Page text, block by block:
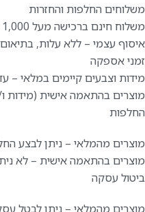
משלוחים החלפות והחזרות
משלוח חינם ברכישה מעל 1,000 ₪ (בתוך גבולות הקו הירוק).
איסוף עצמי – ללא עלות, בתיאום
זמני אספקה
מידות וצבעים קיימים במלאי – עד 5 ימי
מוצרים בהתאמה אישית (מידות ו/או צבעים
החלפות
מוצרים מהמלאי – ניתן לבצע החלפה תוך 14 ימי עסקים ממועד קבלת המוצר,
מוצרים בהתאמה אישית – לא
ביטול עסקה
מוצרים מהמלאי – ניתן לבטל עסקה עד 14 ימים ממועד קבלת המוצר, בהתאם לחוק הגנת הצרכן, תשמ"א–1981, באמצעות